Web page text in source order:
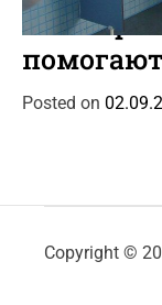
a
t
e
g
Как
Posted on
Copyright ©